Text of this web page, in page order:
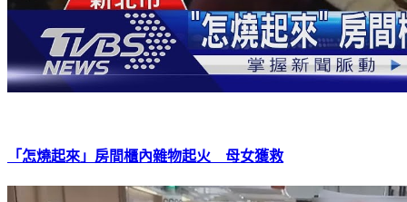
「怎燒起來」房間櫃內雜物起火 母女獲救